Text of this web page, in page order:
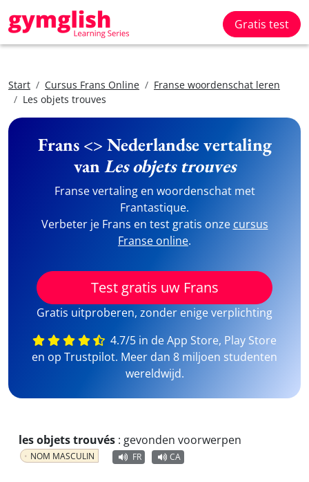
Gratis test
Start Cursus Frans Online
Franse woordenschat leren
Les objets trouves
Frans <> Nederlandse vertaling
vanLes objets trouves
Franse vertaling en woordenschat met
Frantastique.
Verbeter je Frans en test gratis onze cursus
Franse online.
Test gratis uw Frans
Gratis uitproberen, zonder enige verplichting
4.7/5 in de App Store, Play Store
en op Trustpilot. Meer dan 8 miljoen studenten
wereldwijd.
les objets trouvés : gevonden voorwerpen
NOM MASCULIN FR CA